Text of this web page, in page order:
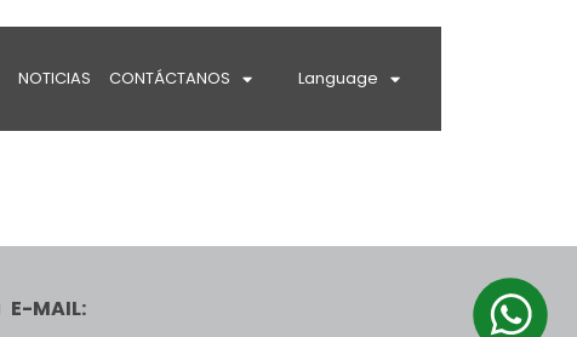
NOTICIAS CONTÁCTANOS Language
E-MAIL: